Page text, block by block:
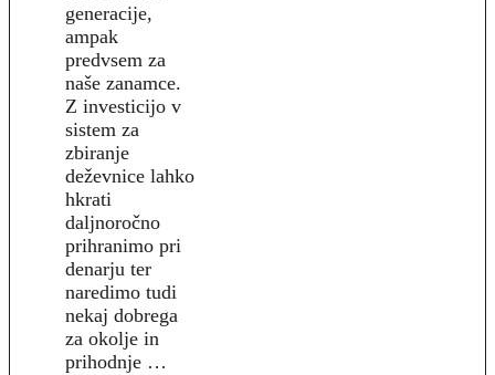
generacije,
ampak
predvsem za
naše zanamce.
Z investicijo v
sistem za
zbiranje
deževnice lahko
hkrati
daljnoročno
prihranimo pri
denarju ter
naredimo tudi
nekaj dobrega
za okolje in
prihodnje …